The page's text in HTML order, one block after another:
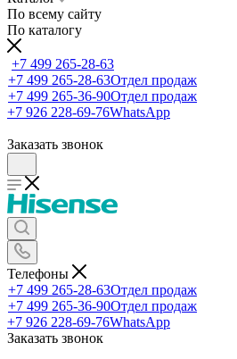
По всему сайту
По каталогу
+7 499 265-28-63
+7 499 265-28-63Отдел продаж
+7 499 265-36-90Отдел продаж
+7 926 228-69-76WhatsApp
Заказать звонок
Телефоны
+7 499 265-28-63Отдел продаж
+7 499 265-36-90Отдел продаж
+7 926 228-69-76WhatsApp
Заказать звонок